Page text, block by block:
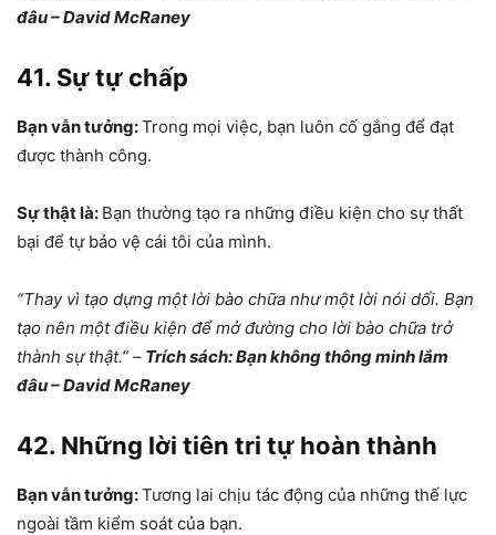
đâu – David McRaney
41. Sự tự chấp
Bạn vẫn tưởng:Trong mọi việc, bạn luôn cố gắng để đạt
được thành công.
Sự thật là: Bạn thường tạo ra những điều kiện cho sự thất
bại để tự bảo vệ cái tôi của mình.
“Thay vì tạo dựng một lời bào chữa như một lời nói dối. Bạn
tạo nên một điều kiện để mở đường cho lời bào chữa trở
thành sự thật.” – Trích sách: Bạn không thông minh lắm
đâu – David McRaney
42. Những lời tiên tri tự hoàn thành
Bạn vẫn tưởng:Tương lai chịu tác động của những thế lực
ngoài tầm kiểm soát của bạn.